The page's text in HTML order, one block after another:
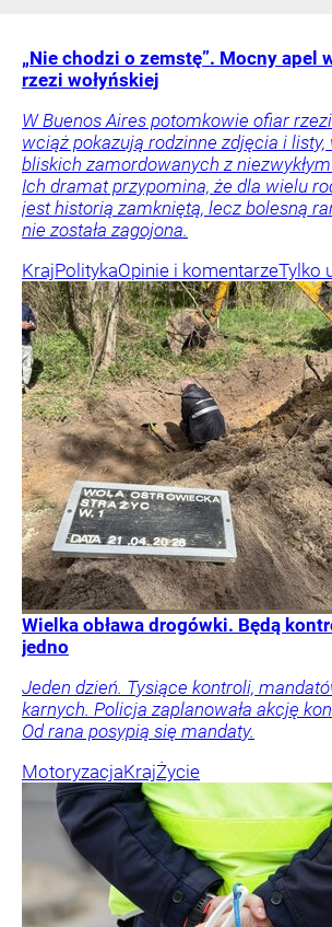
„Nie chodzi o zemstę”. Mocny apel
rzezi wołyńskiej
W Buenos Aires potomkowie ofiar
wciąż pokazują rodzinne zdjęcia i
bliskich zamordowanych z
Ich dramat przypomina, że dla wielu
jest historią zamkniętą, lecz bolesną
nie została zagojona.
KrajPolitykaOpinie i komentarzeTylko
Wielka obława drogówki. Będą
jedno
Jeden dzień. Tysiące kontroli,
karnych. Policja zaplanowała akcję
Od rana posypią się mandaty.
MotoryzacjaKrajŻycie